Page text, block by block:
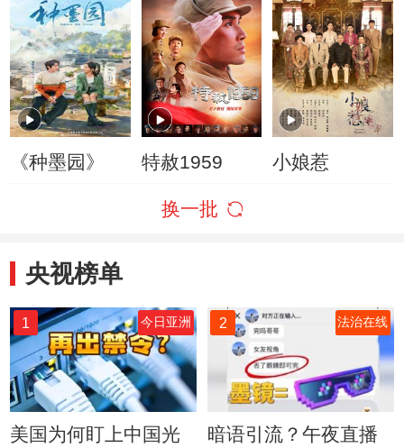
《种墨园》 特赦1959 小娘惹
换一批
央视榜单
1 今日亚洲
美国为何盯上中国光
2 法治在线
暗语引流？午夜直播